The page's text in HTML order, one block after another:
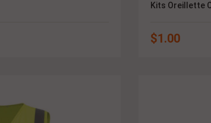
Kits Oreillette
$1.00